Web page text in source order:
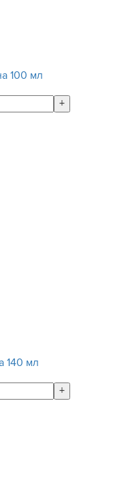
100 мл
+
140 мл
+